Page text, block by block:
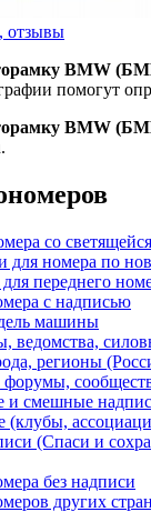
отзывы
BMW
помогут
BMW
со
для номера по
переднего
с надписью
машины
ведомства,
регионы
и смешные
(клубы,
(Спаси и
без надписи
других